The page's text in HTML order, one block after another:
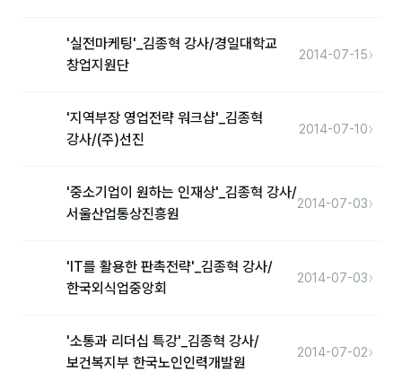
영상자료실
등급 · 포인트
1:1 문의
'실전마케팅'_김종혁 강사/경일대학교
창업지원단
2014-07-15›
'지역부장 영업전략 워크샵'_김종혁
강사/(주)선진
2014-07-10›
'중소기업이 원하는 인재상'_김종혁 강사/
서울산업통상진흥원
2014-07-03›
'IT를 활용한 판촉전략'_김종혁 강사/
한국외식업중앙회
2014-07-03›
'소통과 리더십 특강'_김종혁 강사/
보건복지부 한국노인인력개발원
2014-07-02›